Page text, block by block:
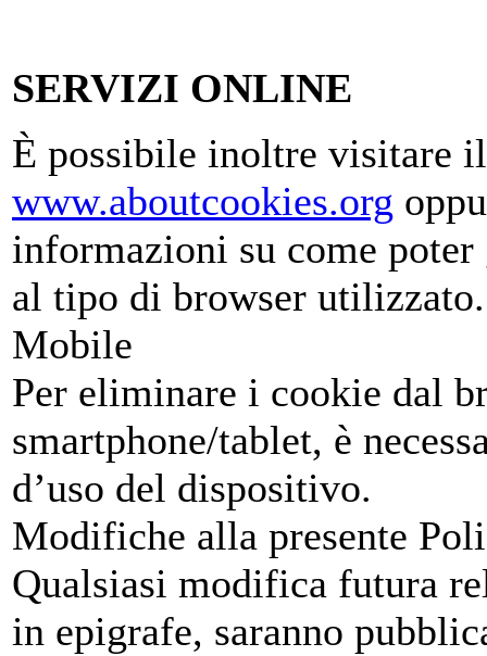
SERVIZI ONLINE
È possibile inoltre visitare
www.aboutcookies.org
informazioni su come
al tipo di browser utilizzato.
Mobile
Per eliminare i cookie dal
smartphone/tablet, è
d’uso del dispositivo.
Modifiche alla presente
Qualsiasi modifica futura
in epigrafe, saranno